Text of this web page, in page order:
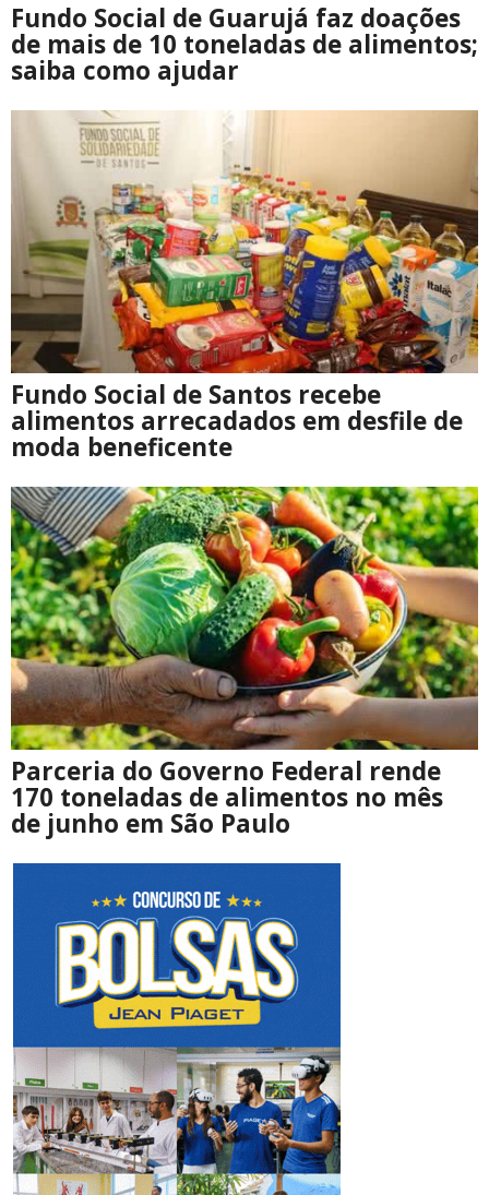
Fundo Social de Guarujá faz doações
de mais de 10 toneladas de alimentos;
saiba como ajudar
Fundo Social de Santos recebe
alimentos arrecadados em desfile de
moda beneficente
Parceria do Governo Federal rende
170 toneladas de alimentos no mês
de junho em São Paulo